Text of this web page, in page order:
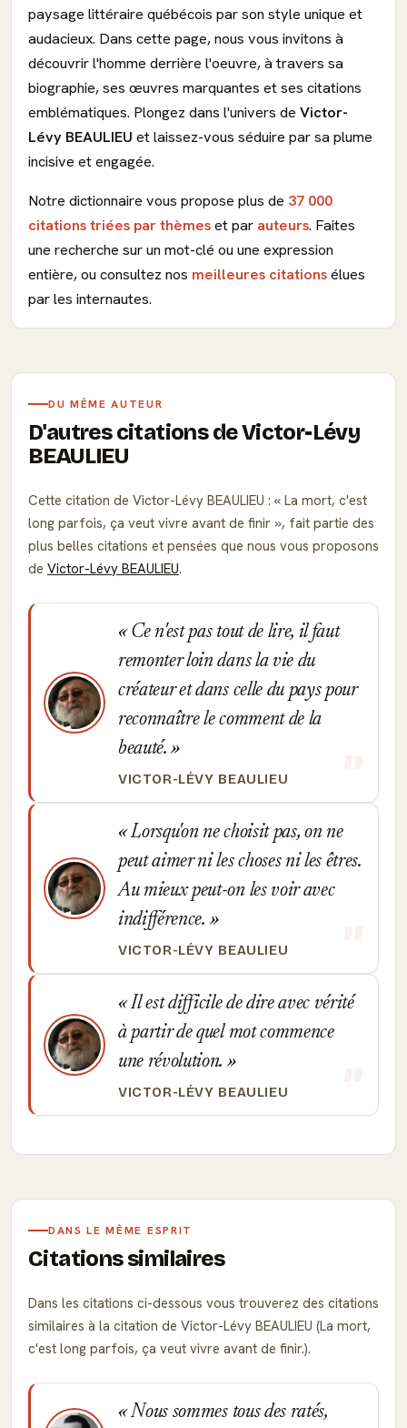
paysage littéraire québécois par son style unique et
audacieux. Dans cette page, nous vous invitons à
découvrir l'homme derrière l'oeuvre, à travers sa
biographie, ses œuvres marquantes et ses citations
emblématiques. Plongez dans l'univers de Victor-
Lévy BEAULIEU et laissez-vous séduire par sa plume
incisive et engagée.
Notre dictionnaire vous propose plus de 37 000
citations triées par thèmeset par auteurs. Faites
une recherche sur un mot-clé ou une expression
entière, ou consultez nos meilleures citationsélues
par les internautes.
DU MÊME AUTEUR
D'autres citations de Victor-Lévy
BEAULIEU
Cette citation de Victor-Lévy BEAULIEU :
La mort, c'est
long parfois, ça veut vivre avant de finir , fait partie des
plus belles citations et pensées que nous vous proposons
de Victor-Lévy BEAULIEU.
Ce n'est pas tout de lire, il faut
remonter loin dans la vie du
créateur et dans celle du pays pour
reconnaître le comment de la
beauté.
VICTOR-LÉVY BEAULIEU
Lorsqu'on ne choisit pas, on ne
peut aimer ni les choses ni les êtres.
Au mieux peut-on les voir avec
indifférence.
VICTOR-LÉVY BEAULIEU
Il est difficile de dire avec vérité
à partir de quel mot commence
une révolution.
VICTOR-LÉVY BEAULIEU
DANS LE MÊME ESPRIT
Citations similaires
Dans les citations ci-dessous vous trouverez des citations
similaires à la citation de Victor-Lévy BEAULIEU (La mort,
c'est long parfois, ça veut vivre avant de finir.).
Nous sommes tous des ratés,